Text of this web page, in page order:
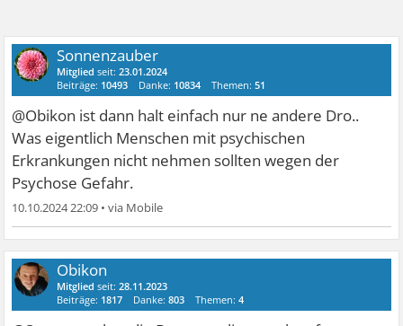
Sonnenzauber
Mitglied seit:23.01.2024
Beiträge: 10493 Danke: 10834 Themen:51
@Obikon ist dann halt einfach nur ne andere Dro..
Was eigentlich Menschen mit psychischen
Erkrankungen nicht nehmen sollten wegen der
Psychose Gefahr.
10.10.2024 22:09 •
Obikon
Mitglied seit:28.11.2023
Beiträge: 1817 Danke:803 Themen:4